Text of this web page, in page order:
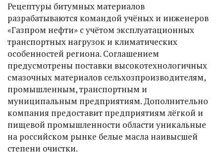
Рецептуры битумных материалов
разрабатываются командой учёных и инженеров
«Газпром нефти» с учётом эксплуатационных
транспортных нагрузок и климатических
особенностей региона. Соглашением
предусмотрены поставки высокотехнологичных
смазочных материалов сельхозпроизводителям,
промышленным, транспортным и
муниципальным предприятиям. Дополнительно
компания предоставит предприятиям лёгкой и
пищевой промышленности области уникальные
на российском рынке белые масла наивысшей
степени очистки.